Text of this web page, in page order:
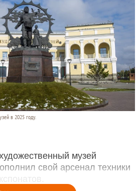
в 2025 году.
музей
свой арсенал техники